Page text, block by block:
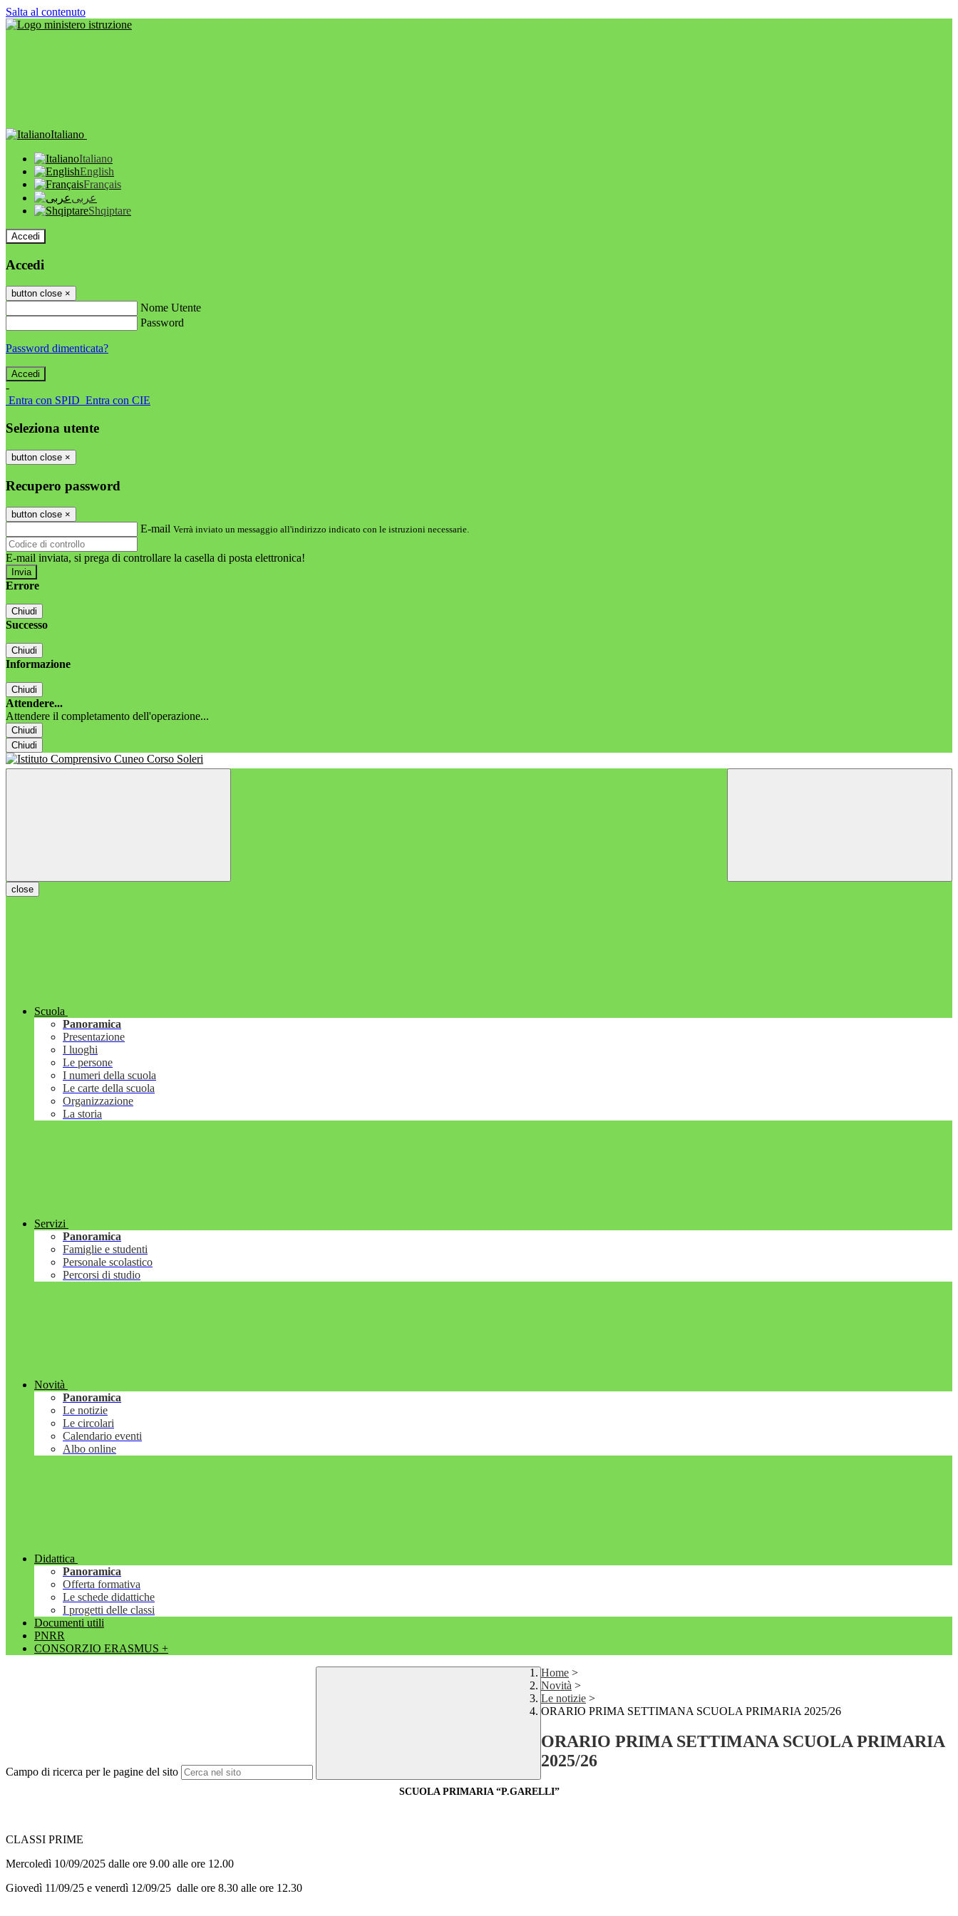
Salta al contenuto
Italiano
Italiano
English
Français
عربى
Shqiptare
Accedi
Accedi
button close ×
Nome Utente
Password
Password dimenticata?
-
Entra con SPID Entra con CIE
Seleziona utente
button close ×
Recupero password
button close ×
E-mail Verrà inviato un messaggio all'indirizzo indicato con le istruzioni necessarie.
E-mail inviata, si prega di controllare la casella di posta elettronica!
Errore
Chiudi
Successo
Chiudi
Informazione
Chiudi
Attendere...
Attendere il completamento dell'operazione...
Chiudi
Chiudi
close
Scuola
Panoramica
Presentazione
I luoghi
Le persone
I numeri della scuola
Le carte della scuola
Organizzazione
La storia
Servizi
Panoramica
Famiglie e studenti
Personale scolastico
Percorsi di studio
Novità
Panoramica
Le notizie
Le circolari
Calendario eventi
Albo online
Didattica
Panoramica
Offerta formativa
Le schede didattiche
I progetti delle classi
Documenti utili
PNRR
CONSORZIO ERASMUS +
Campo di ricerca per le pagine del sito
Home >
Novità >
Le notizie >
ORARIO PRIMA SETTIMANA SCUOLA PRIMARIA 2025/26
ORARIO PRIMA SETTIMANA SCUOLA PRIMARIA
2025/26
SCUOLA PRIMARIA “P.GARELLI”
CLASSI PRIME
Mercoledì 10/09/2025 dalle ore 9.00 alle ore 12.00
Giovedì 11/09/25 e venerdì 12/09/25 dalle ore 8.30 alle ore 12.30